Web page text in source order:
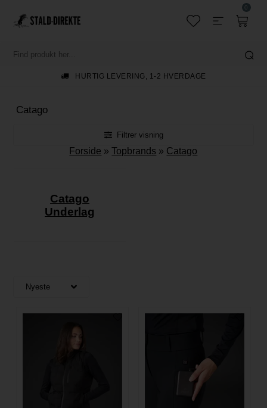
0
GRATIS FRAGT TIL PAKKESHOP V/KØB OVER 699,-
Catago
Filtrer visning
Forside »Topbrands » Catago
Catago
Underlag